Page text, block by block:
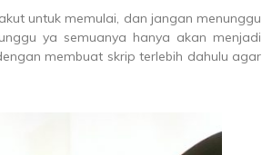
untuk memulai, dan jangan menunggu
ya semuanya hanya akan menjadi
membuat skrip terlebih dahulu agar